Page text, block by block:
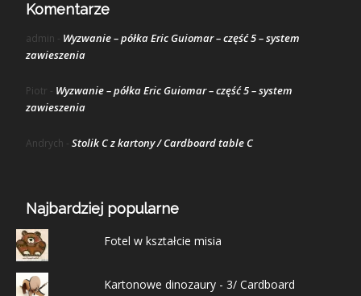
Komentarze
admin - Wyzwanie – półka Eric Guiomar – część 5 – system
zawieszenia
Piotr - Wyzwanie – półka Eric Guiomar – część 5 – system
zawieszenia
Andrych - Stolik C z kartony / Cardboard table C
Najbardziej popularne
Fotel w kształcie misia
Kartonowe dinozaury - 3/ Cardboard